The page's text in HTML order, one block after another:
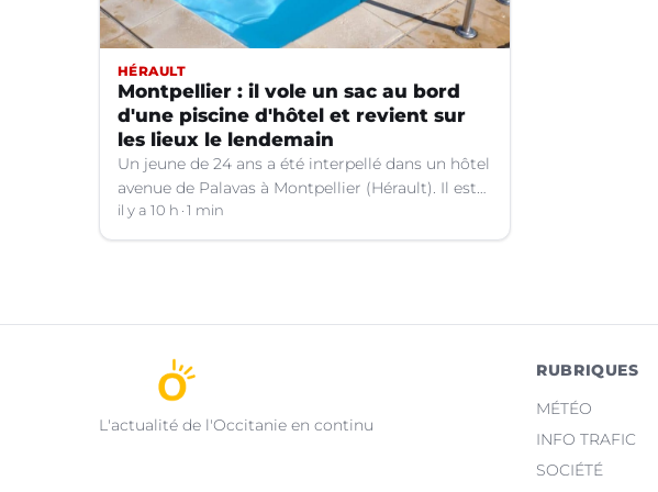
HÉRAULT
Montpellier : il vole un sac au bord
d'une piscine d'hôtel et revient sur
les lieux le lendemain
Un jeune de 24 ans a été interpellé dans un hôtel
avenue de Palavas à Montpellier (Hérault). Il est
suspecté d'avoir volé le sac d'une cliente.
il y a 10 h 1 min
L'actualité de l'Occitanie en continu
RUBRIQUES
MÉTÉO
INFO TRAFIC
SOCIÉTÉ